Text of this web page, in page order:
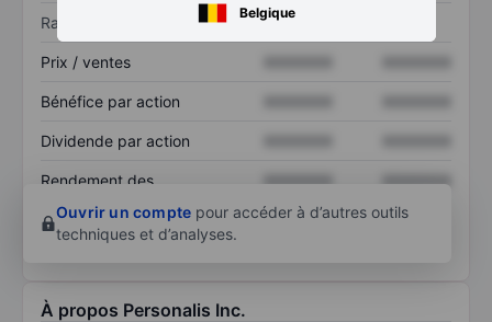
Belgique
Ratios
Prix / ventes
Bénéfice par action
Dividende par action
Rendement des
XXXXXXX
XXXXXXX
Ouvrir un compte pour accéder à d’autres outils
techniques et d’analyses.
À propos Personalis Inc.